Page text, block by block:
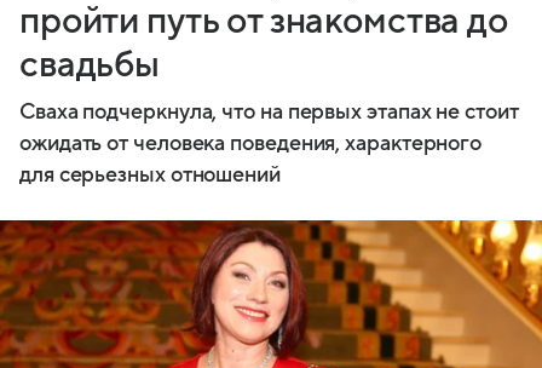
пройти путь от знакомства до
свадьбы
Сваха подчеркнула, что на первых этапах не стоит
ожидать от человека поведения, характерного
для серьезных отношений